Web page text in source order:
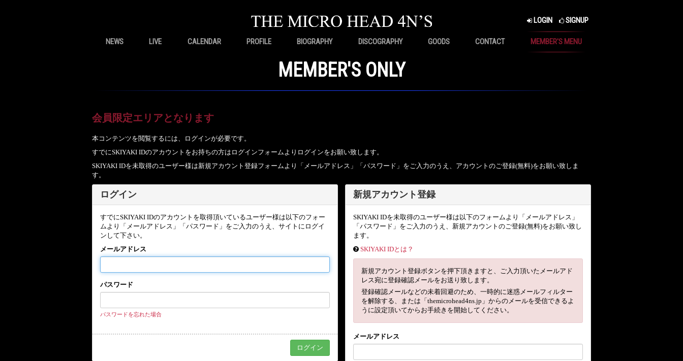
LOGIN SIGNUP
NEWS LIVE CALENDAR PROFILE BIOGRAPHY DISCOGRAPHY GOODS CONTACT MEMBER'S MENU
MEMBER'S ONLY
会員限定エリアとなります
本コンテンツを閲覧するには、ログインが必要です。
すでにSKIYAKI IDのアカウントをお持ちの方はログインフォームよりログインをお願い致します。
SKIYAKI IDを未取得のユーザー様は新規アカウント登録フォームより「メールアドレス」「パスワード」をご入力のうえ、アカウントのご登録(無料)をお願い致しま
す。
ログイン
すでにSKIYAKI IDのアカウントを取得頂いているユーザー様は以下のフォー
ムより「メールアドレス」「パスワード」をご入力のうえ、サイトにログイ
ンして下さい。
メールアドレス
パスワード
パスワードを忘れた場合
新規アカウント登録
SKIYAKI IDを未取得のユーザー様は以下のフォームより「メールアドレス」
「パスワード」をご入力のうえ、新規アカウントのご登録(無料)をお願い致し
ます。
SKIYAKI IDとは？
新規アカウント登録ボタンを押下頂きますと、ご入力頂いたメールアド
レス宛に登録確認メールをお送り致します。
登録確認メールなどの未着回避のため、一時的に迷惑メールフィルター
を解除する、または「themicrohead4ns.jp」からのメールを受信できるよ
うに設定頂いてからお手続きを開始してください。
メールアドレス